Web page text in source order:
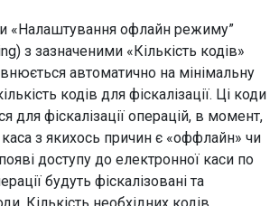
«Налаштування офлайн режиму”
з зазначеними «Кількість кодів»
автоматично на мінімальну
кодів для фіскалізації. Ці коди
для фіскалізації операцій, в момент,
з якихось причин є «оффлайн» чи
доступу до електронної каси по
будуть фіскалізовані та
Кількість необхідних кодів